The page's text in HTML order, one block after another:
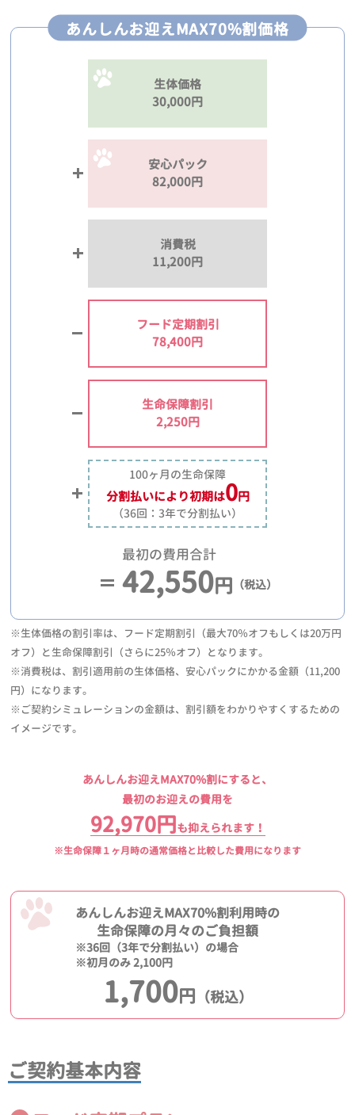
あんしんお迎えMAX70%割価格
生体価格
30,000円
安心パック
82,000円
消費税
11,200円
フード定期割引
78,400円
生命保障割引
2,250円
100ヶ月の生命保障
分割払いにより初期は0円
（36回：3年で分割払い）
最初の費用合計
42,550円 （税込）
※生体価格の割引率は、フード定期割引（最大70％オフもしくは20万円
オフ）と生命保障割引（さらに25％オフ）となります。
※消費税は、割引適用前の生体価格、安心パックにかかる金額（11,200
円）になります。
※ご契約シミュレーションの金額は、割引額をわかりやすくするための
イメージです。
あんしんお迎えMAX70%割にすると、
最初のお迎えの費用を
92,970円も抑えられます！
※生命保障１ヶ月時の通常価格と比較した費用になります
あんしんお迎えMAX70%割利用時の
生命保障の月々のご負担額
※36回（3年で分割払い）の場合
※初月のみ 2,100円
1,700円 （税込）
ご契約基本内容